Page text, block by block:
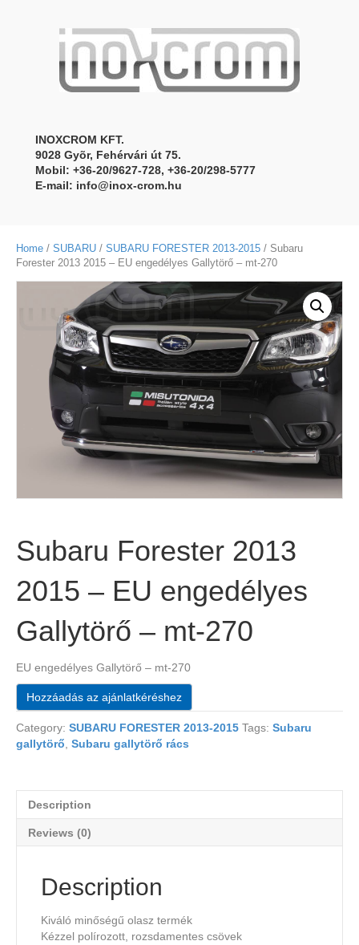
INOXCROM KFT.
9028 Gyõr, Fehérvári út 75.
Mobil: +36-20/9627-728, +36-20/298-5777
E-mail: info@inox-crom.hu
Home / SUBARU / SUBARU FORESTER 2013-2015 / Subaru
Forester 2013 2015 – EU engedélyes Gallytörő – mt-270
Subaru Forester 2013
2015 – EU engedélyes
Gallytörő – mt-270
EU engedélyes Gallytörő – mt-270
Hozzáadás az ajánlatkéréshez
Category: SUBARU FORESTER 2013-2015 Tags: Subaru
gallytörő, Subaru gallytörő rács
Description
Reviews (0)
Description
Kiváló minőségű olasz termék
Kézzel polírozott, rozsdamentes csövek